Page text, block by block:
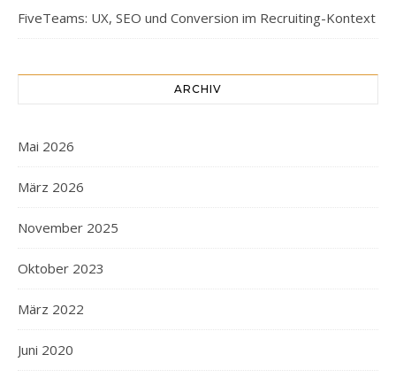
FiveTeams: UX, SEO und Conversion im Recruiting-Kontext
ARCHIV
Mai 2026
März 2026
November 2025
Oktober 2023
März 2022
Juni 2020